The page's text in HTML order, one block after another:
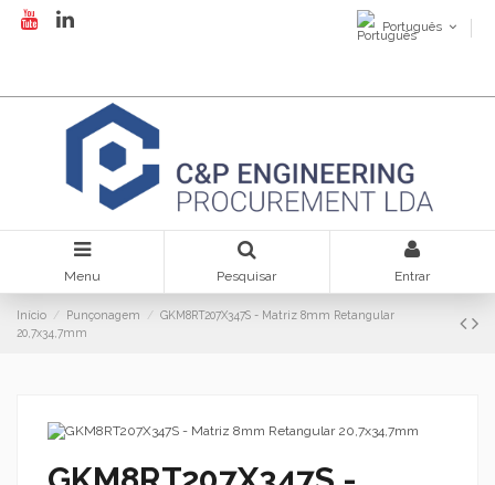
Português
Menu Pesquisar Entrar
Início Punçonagem
GKM8RT207X347S - Matriz 8mm Retangular
20,7x34,7mm